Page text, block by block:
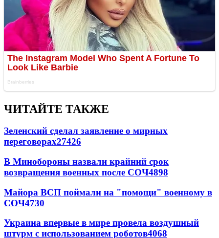
ЧИТАЙТЕ ТАКЖЕ
Зеленский сделал заявление о мирных
переговорах27426
В Минобороны назвали крайний срок
возвращения военных после СОЧ4898
Майора ВСП поймали на "помощи" военному в
СОЧ4730
Украина впервые в мире провела воздушный
штурм с использованием роботов4068